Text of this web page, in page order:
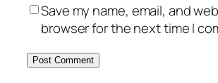
Save my name, email, and
browser for the next time I